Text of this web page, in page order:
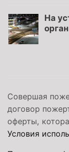
На
Совершая
договор
оферты,
Условия